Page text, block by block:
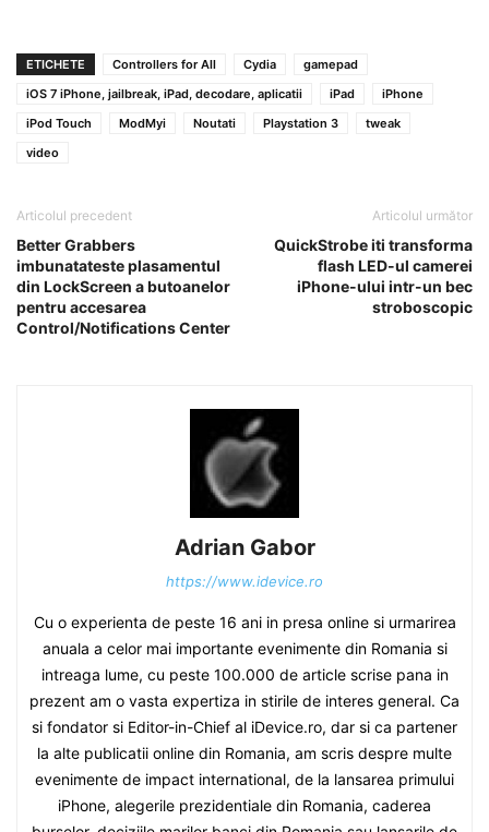
ETICHETE Controllers for All Cydia
gamepad
iOS 7 iPhone, jailbreak, iPad, decodare, aplicatii
iPad
iPhone
iPod Touch
ModMyi Noutati Playstation 3
tweak
video
Articolul precedent
Better Grabbers
imbunatateste plasamentul
din LockScreen a butoanelor
pentru accesarea
Control/Notifications Center
Articolul următor
QuickStrobe iti transforma
flash LED-ul camerei
iPhone-ului intr-un bec
stroboscopic
Adrian Gabor
https://www.idevice.ro
Cu o experienta de peste 16 ani in presa online si urmarirea
anuala a celor mai importante evenimente din Romania si
intreaga lume, cu peste 100.000 de article scrise pana in
prezent am o vasta expertiza in stirile de interes general. Ca
si fondator si Editor-in-Chief al iDevice.ro, dar si ca partener
la alte publicatii online din Romania, am scris despre multe
evenimente de impact international, de la lansarea primului
iPhone, alegerile prezidentiale din Romania, caderea